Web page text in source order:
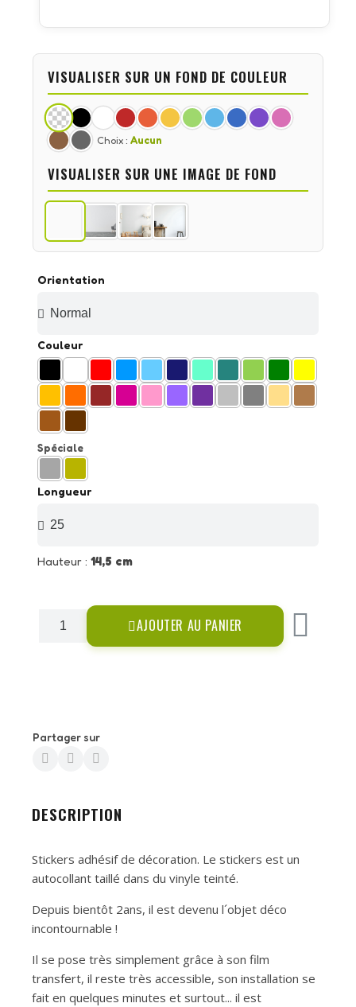
Orientation
Couleur
Spéciale
Longueur
Hauteur : 14,5 cm
AJOUTER AU PANIER
Partager sur
VISUALISER SUR UN FOND DE COULEUR
Choix : Aucun
VISUALISER SUR UNE IMAGE DE FOND
DESCRIPTION
Stickers adhésif de décoration. Le stickers est un
autocollant taillé dans du vinyle teinté.
Depuis bientôt 2ans, il est devenu l´objet déco
incontournable !
Il se pose très simplement grâce à son film
transfert, il reste très accessible, son installation se
fait en quelques minutes et surtout... il est